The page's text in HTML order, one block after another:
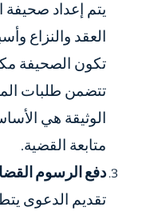
يتم إعداد
العقد والنزاع
تكون الصحيفة
تتضمن طلبات
الوثيقة هي
متابعة القضية.
دفع الرسوم
تقديم الدعوى